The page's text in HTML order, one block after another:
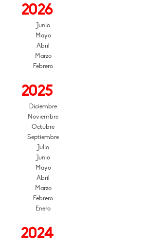
2026
Junio
Mayo
Abril
Marzo
Febrero
2025
Diciembre
Noviembre
Octubre
Septiembre
Julio
Junio
Mayo
Abril
Marzo
Febrero
Enero
2024